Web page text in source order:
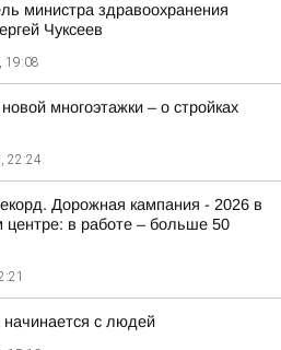
министра здравоохранения
Чуксеев
19:08
многоэтажки – о стройках
22:24
Дорожная кампания - 2026 в
центре: в работе – больше 50
с людей